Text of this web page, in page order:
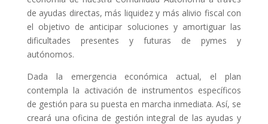
de ayudas directas, más liquidez y más alivio fiscal con
el objetivo de anticipar soluciones y amortiguar las
dificultades presentes y futuras de pymes y
autónomos.
Dada la emergencia económica actual, el plan
contempla la activación de instrumentos específicos
de gestión para su puesta en marcha inmediata. Así, se
creará una oficina de gestión integral de las ayudas y